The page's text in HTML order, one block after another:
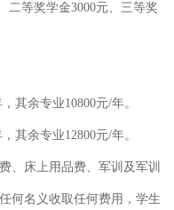
二等奖学金3000元、三等奖
其余专业10800元/年。
其余专业12800元/年。
、床上用品费、军训及军训
何名义收取任何费用，学生